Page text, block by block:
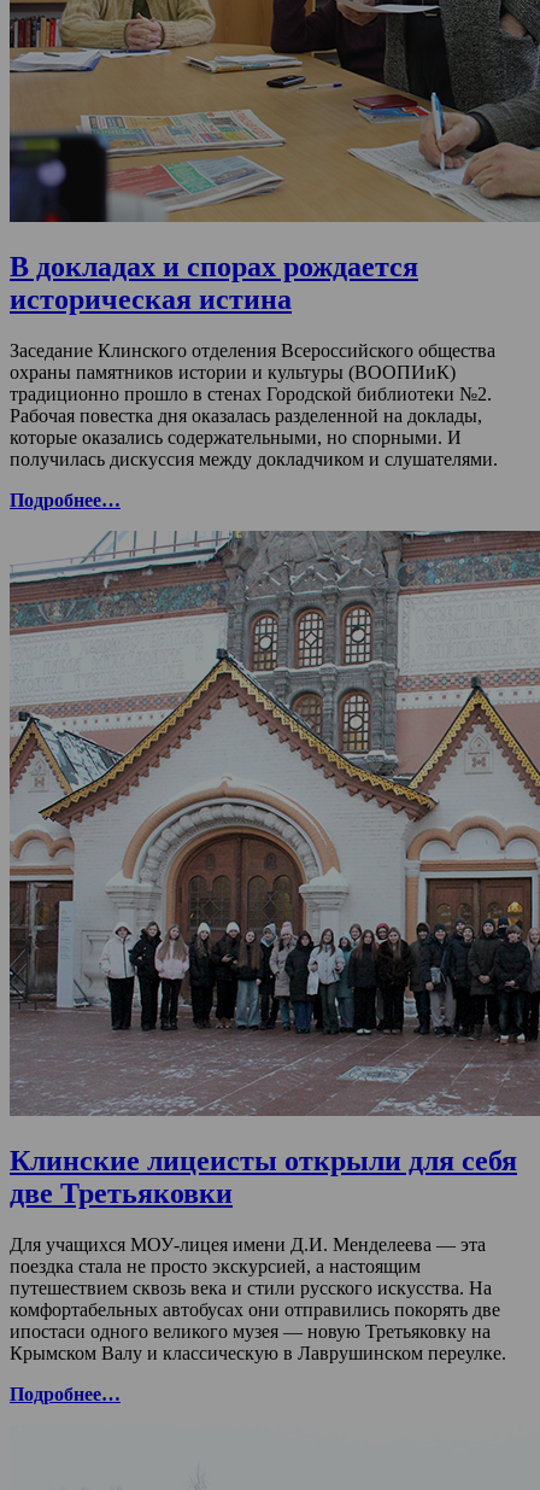
В докладах и спорах рождается
историческая истина
Заседание Клинского отделения Всероссийского общества
охраны памятников истории и культуры (ВООПИиК)
традиционно прошло в стенах Городской библиотеки №2.
Рабочая повестка дня оказалась разделенной на доклады,
которые оказались содержательными, но спорными. И
получилась дискуссия между докладчиком и слушателями.
Подробнее…
Клинские лицеисты открыли для себя
две Третьяковки
Для учащихся МОУ-лицея имени Д.И. Менделеева — эта
поездка стала не просто экскурсией, а настоящим
путешествием сквозь века и стили русского искусства. На
комфортабельных автобусах они отправились покорять две
ипостаси одного великого музея — новую Третьяковку на
Крымском Валу и классическую в Лаврушинском переулке.
Подробнее…